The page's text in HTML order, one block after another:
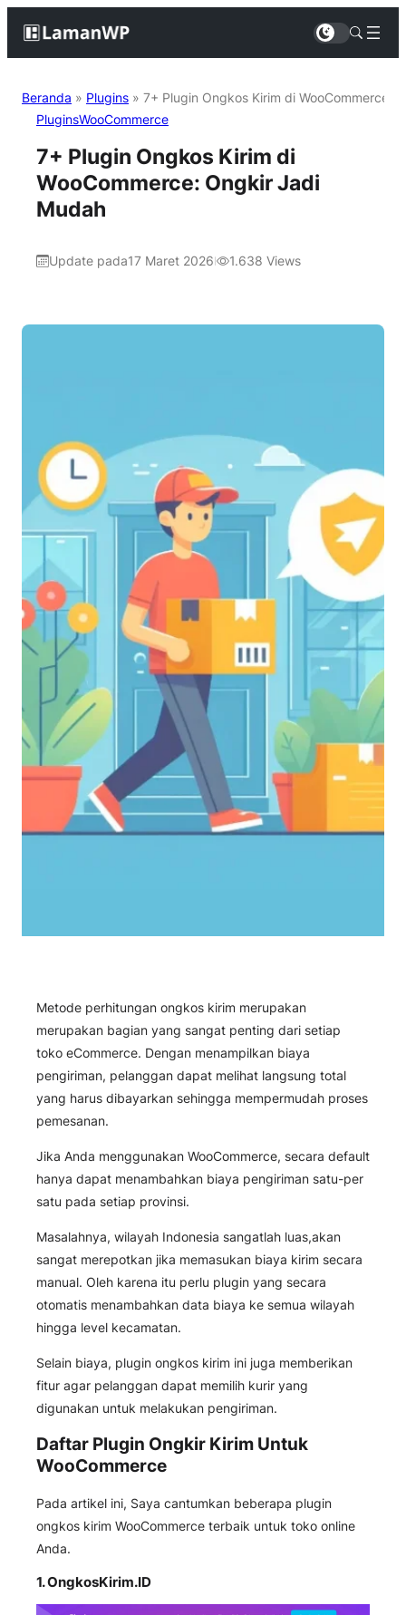
Beranda » Plugins » 7+ Plugin Ongkos Kirim di WooCommerce:
PluginsWooCommerce
7+ Plugin Ongkos Kirim di
WooCommerce: Ongkir Jadi
Mudah
Update pada17 Maret 2026 1.638 Views
Metode perhitungan ongkos kirim merupakan
merupakan bagian yang sangat penting dari setiap
toko eCommerce. Dengan menampilkan biaya
pengiriman, pelanggan dapat melihat langsung total
yang harus dibayarkan sehingga mempermudah proses
pemesanan.
Jika Anda menggunakan WooCommerce, secara default
hanya dapat menambahkan biaya pengiriman satu-per
satu pada setiap provinsi.
Masalahnya, wilayah Indonesia sangatlah luas,akan
sangat merepotkan jika memasukan biaya kirim secara
manual. Oleh karena itu perlu plugin yang secara
otomatis menambahkan data biaya ke semua wilayah
hingga level kecamatan.
Selain biaya, plugin ongkos kirim ini juga memberikan
fitur agar pelanggan dapat memilih kurir yang
digunakan untuk melakukan pengiriman.
Daftar Plugin Ongkir Kirim Untuk
WooCommerce
Pada artikel ini, Saya cantumkan beberapa plugin
ongkos kirim WooCommerce terbaik untuk toko online
Anda.
1.OngkosKirim.ID